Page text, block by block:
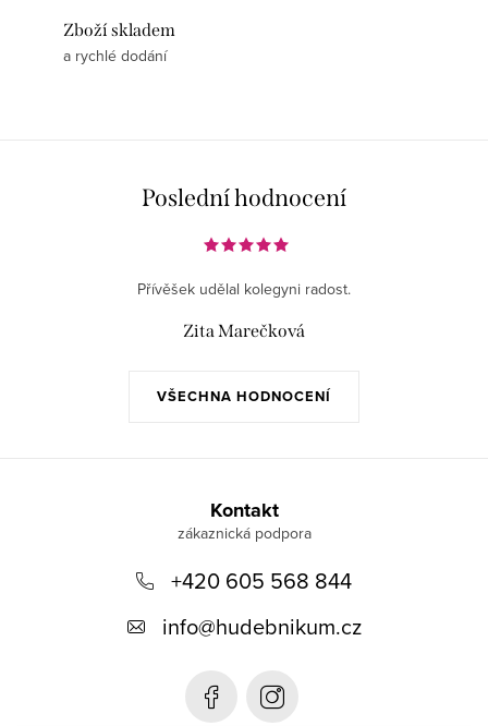
Zboží skladem
a rychlé dodání
Poslední hodnocení
VŠECHNA HODNOCENÍ
Přívěšek udělal kolegyni radost.
Zita Marečková
Kontakt
+420 605 568 844
info@hudebnikum.cz